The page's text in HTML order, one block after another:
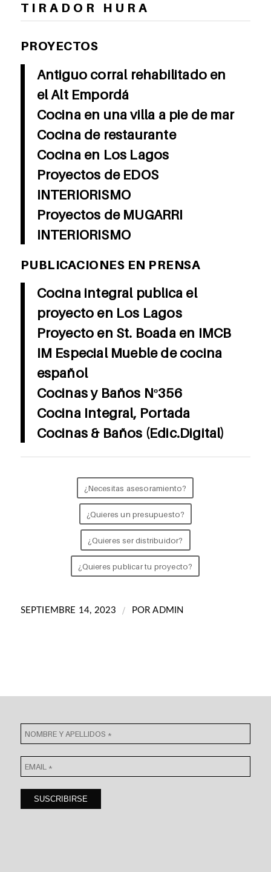
T I R A D O R H U R A
PROYECTOS
Antiguo corral rehabilitado en
el Alt Empordá
Cocina en una villa a pie de mar
Cocina de restaurante
Cocina en Los Lagos
Proyectos de EDOS
INTERIORISMO
Proyectos de MUGARRI
INTERIORISMO
PUBLICACIONES EN PRENSA
Cocina integral publica el
proyecto en Los Lagos
Proyecto en St. Boada en IMCB
IM Especial Mueble de cocina
español
Cocinas y Baños Nº356
Cocina Integral, Portada
Cocinas & Baños (Edic.Digital)
¿Necesitas asesoramiento?
¿Quieres un presupuesto?
¿Quieres ser distribuidor?
¿Quieres publicar tu proyecto?
SEPTIEMBRE 14, 2023 / PORADMIN